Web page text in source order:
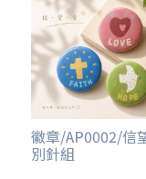
徽章/AP0002/信
別針組